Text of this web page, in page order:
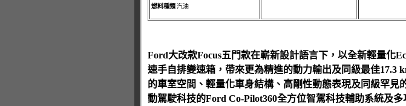
燃料種類汽油
Ford大改款Focus五門款在嶄新設計語言下，以全新輕量化
速手自排變速箱，帶來更為精進的動力輸出及同級最佳
的車室空間、輕量化車身結構、高剛性動態表現及同級罕見
動駕駛科技的Ford Co-Pilot360全方位智駕科技輔助系統及